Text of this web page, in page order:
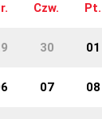
Czw. Pt.
30 01
07 08